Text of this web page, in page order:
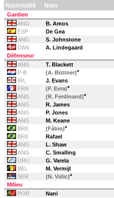
Nationalité Nom
Gardien
ANG
B. Amos
ESP
De Gea
ANG
S. Johnstone
DAN
A. Lindegaard
Défenseur
ANG
T. Blackett
P-B
(A. Büttner)*
IRL
J. Evans
FRA
(P. Evra)*
ANG
(R. Ferdinand)*
ANG
R. James
ANG
P. Jones
ANG
M. Keane
BRE
(Fábio)*
BRE
Rafael
ANG
L. Shaw
ANG
C. Smalling
URU
G. Varela
BEL
M. Vermijl
SER
(N. Vidic)*
Milieu
POR
Nani